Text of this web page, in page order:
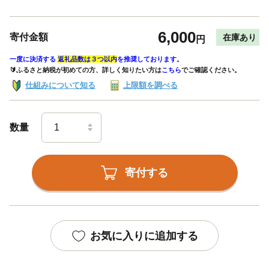
寄付金額 6,000円 在庫あり
一度に決済する 返礼品数は３つ以内を推奨しております。
🔰ふるさと納税が初めての方、詳しく知りたい方はこちらでご確認ください。
仕組みについて知る 上限額を調べる
数量
寄付する
お気に入りに追加する